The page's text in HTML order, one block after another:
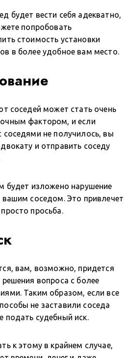
будет вести себя адекватно,
попробовать
стоимость установки
в более удобное вам место.
соседей может стать очень
фактором, и если
соседями не получилось, вы
и отправить соседу
будет изложено нарушение
вашим соседом. Это привлечет
просьба.
вам, возможно, придется
решения вопроса с более
Таким образом, если все
не заставили соседа
судебный иск.
к этому в крайнем случае,